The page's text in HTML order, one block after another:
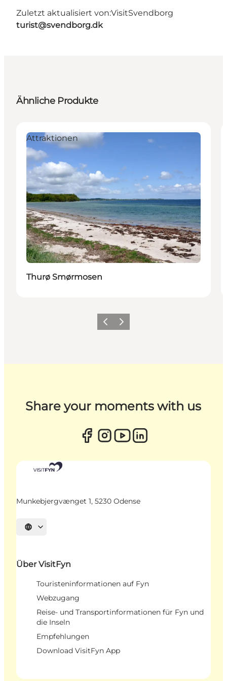
Zuletzt aktualisiert von:VisitSvendborg
turist@svendborg.dk
Ähnliche Produkte
Attraktionen
Thurø Smørmosen
ZurückWeiter
Share your moments with us
Munkebjergvænget 1, 5230 Odense
Sprache auswählen
Über VisitFyn
Touristeninformationen auf Fyn
Webzugang
Reise- und Transportinformationen für Fyn und
die Inseln
Empfehlungen
Download VisitFyn App